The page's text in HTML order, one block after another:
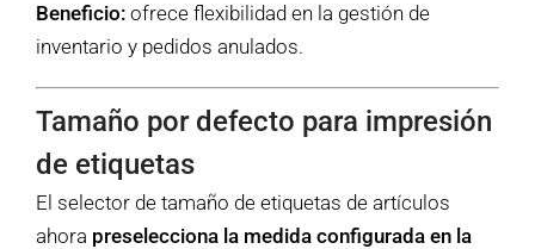
Beneficio: ofrece flexibilidad en la gestión de
inventario y pedidos anulados.
Tamaño por defecto para impresión
de etiquetas
El selector de tamaño de etiquetas de artículos
ahora preselecciona la medida configurada en la